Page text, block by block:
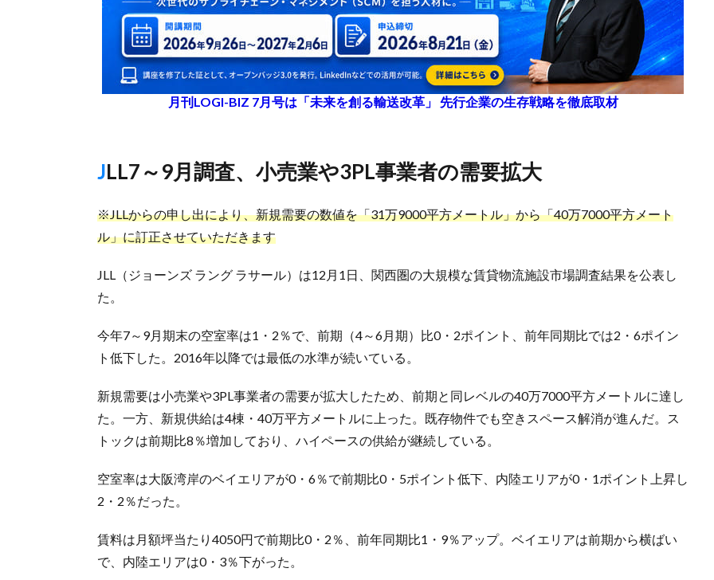
月刊LOGI-BIZ 7月号は「未来を創る輸送改革」 先行企業の生存戦略を徹底取材
JLL7～9月調査、小売業や3PL事業者の需要拡大
※JLLからの申し出により、新規需要の数値を「31万9000平方メートル」から「40万7000平方メート
ル」に訂正させていただきます
JLL（ジョーンズ ラング ラサール）は12月1日、関西圏の大規模な賃貸物流施設市場調査結果を公表し
た。
今年7～9月期末の空室率は1・2％で、前期（4～6月期）比0・2ポイント、前年同期比では2・6ポイン
ト低下した。2016年以降では最低の水準が続いている。
新規需要は小売業や3PL事業者の需要が拡大したため、前期と同レベルの40万7000平方メートルに達し
た。一方、新規供給は4棟・40万平方メートルに上った。既存物件でも空きスペース解消が進んだ。ス
トックは前期比8％増加しており、ハイペースの供給が継続している。
空室率は大阪湾岸のベイエリアが0・6％で前期比0・5ポイント低下、内陸エリアが0・1ポイント上昇し
2・2％だった。
賃料は月額坪当たり4050円で前期比0・2％、前年同期比1・9％アップ。ベイエリアは前期から横ばい
で、内陸エリアは0・3％下がった。